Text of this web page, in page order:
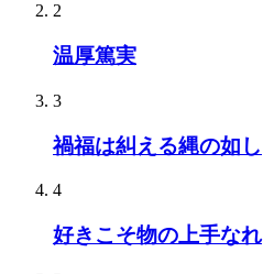
2
温厚篤実
3
禍福は糾える縄の如し
4
好きこそ物の上手なれ